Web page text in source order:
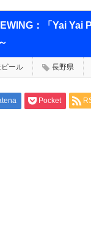
：「Yai Yai
ール 長野県
Pocket